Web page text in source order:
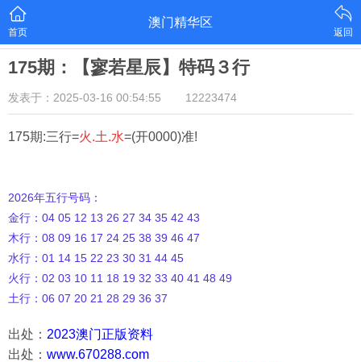
首页
澳门精华区
返回
175期：【寥若星辰】特码３行
发表于：2025-03-16 00:54:55 12223474
175期:三行=火.土.水=(开0000)准!
2026年五行号码：
金行：04 05 12 13 26 27 34 35 42 43
木行：08 09 16 17 24 25 38 39 46 47
水行：01 14 15 22 23 30 31 44 45
火行：02 03 10 11 18 19 32 33 40 41 48 49
土行：06 07 20 21 28 29 36 37
出处： 2023澳门正版资料
出处： www.670288.com